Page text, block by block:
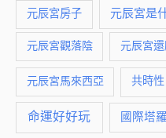
元辰宮房子 元辰宮是
元辰宮觀落陰 元辰宮還
元辰宮馬來西亞 共時性
命運好好玩 國際塔羅